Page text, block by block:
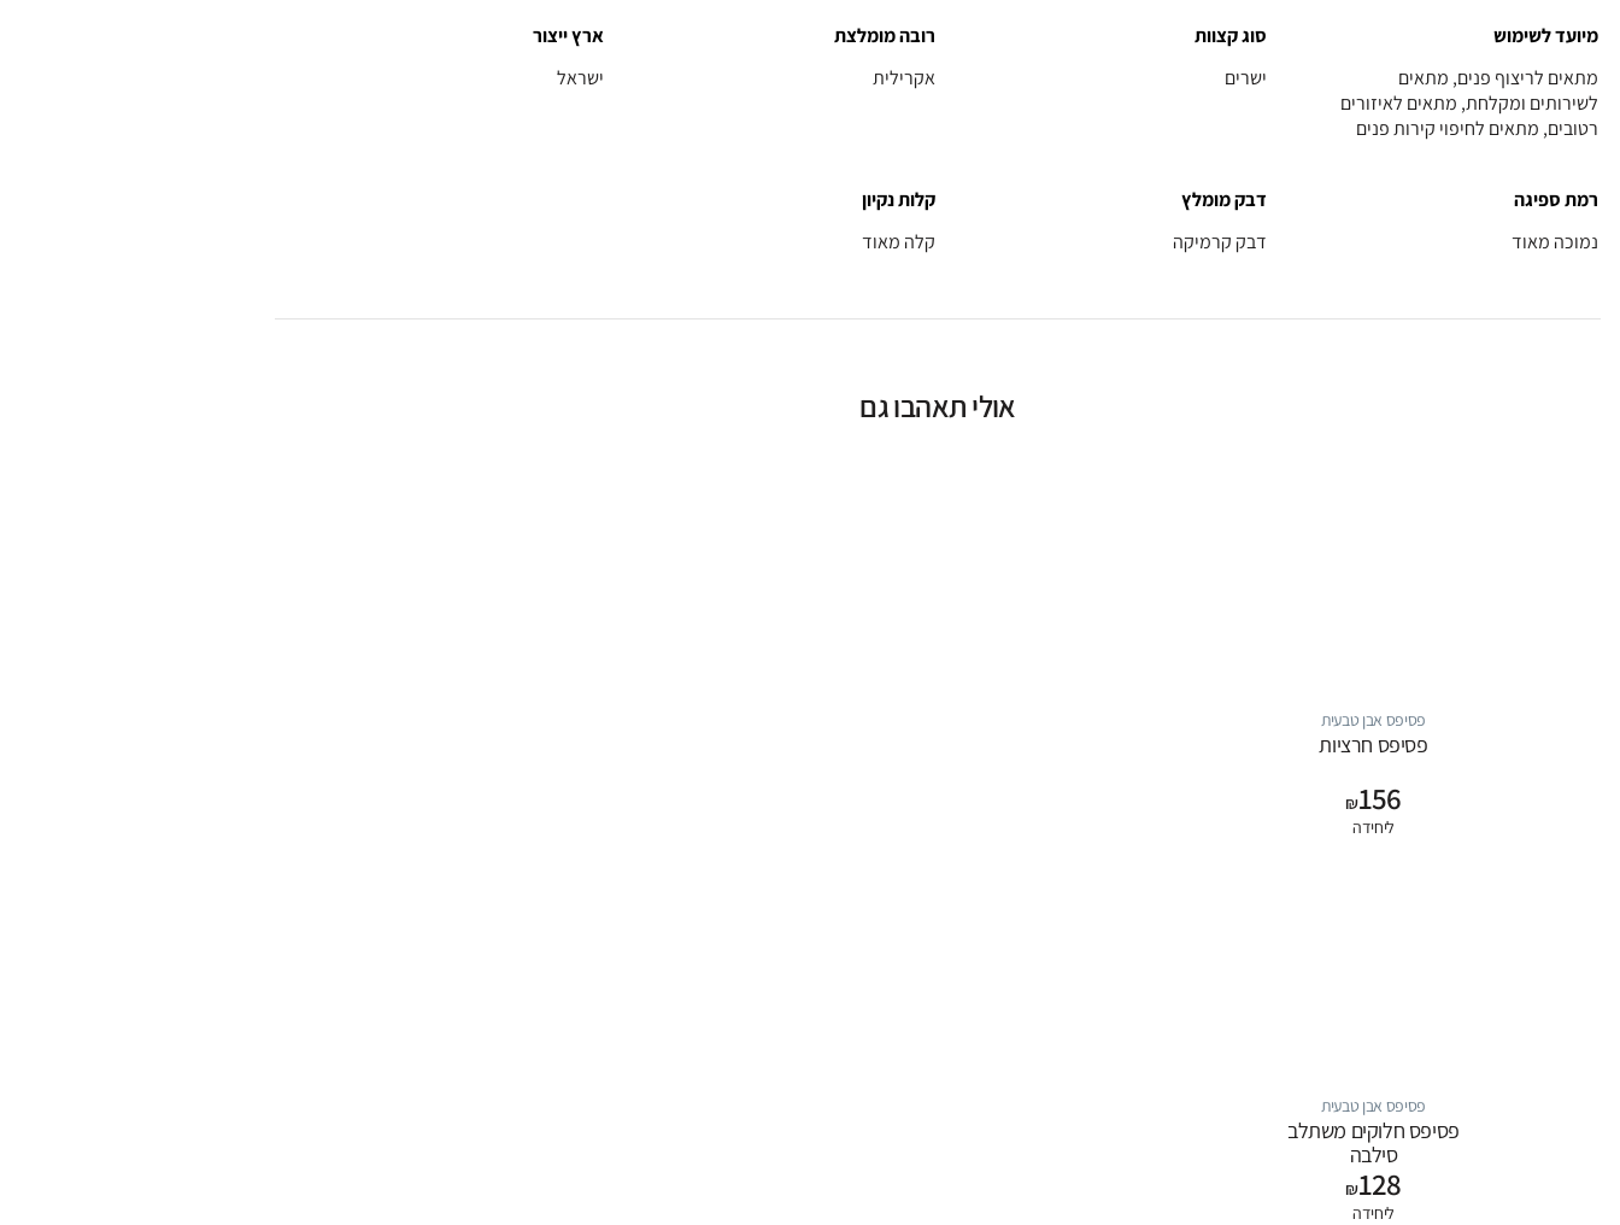
מיועד לשימוש
מתאים לריצוף פנים, מתאים
לשירותים ומקלחת, מתאים לאיזורים
רטובים, מתאים לחיפוי קירות פנים
סוג קצוות
ישרים
רובה מומלצת
אקרילית
ארץ ייצור
ישראל
רמת ספיגה
נמוכה מאוד
דבק מומלץ
דבק קרמיקה
קלות נקיון
קלה מאוד
אולי תאהבו גם
פסיפס אבן טבעית
פסיפס חרציות
₪156
ליחידה
פסיפס אבן טבעית
פסיפס חלוקים משתלב
סילבה
₪128
ליחידה